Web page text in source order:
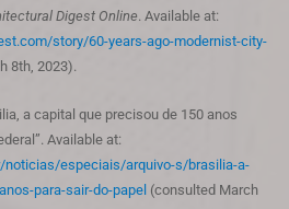
Digest Online. Available at:
story/60-years-ago-modernist-city-
8th, 2023).
a capital que precisou de 150 anos
Available at:
especiais/arquivo-s/brasilia-a-
para-sair-do-papel (consulted March